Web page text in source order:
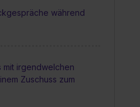
während
mit irgendwelchen
Zuschuss zum